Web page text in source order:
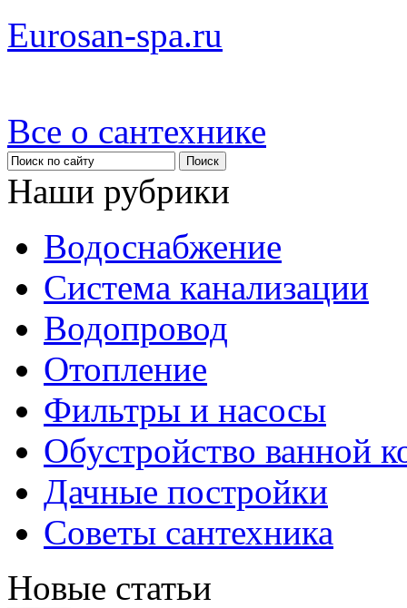
Eurosan-spa.ru
Все о сантехнике
Наши рубрики
Водоснабжение
Система канализации
Водопровод
Отопление
Фильтры и насосы
Обустройство ванной
Дачные постройки
Советы сантехника
Новые статьи